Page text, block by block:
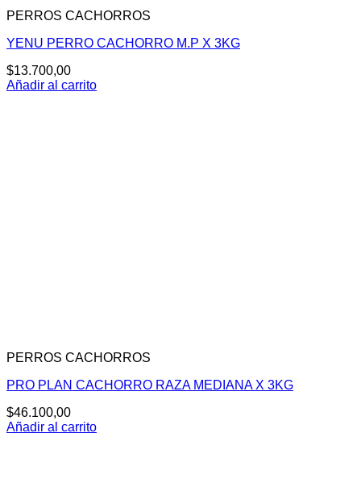
PERROS CACHORROS
YENU PERRO CACHORRO M.P X 3KG
$13.700,00
Añadir al carrito
PERROS CACHORROS
PRO PLAN CACHORRO RAZA MEDIANA X 3KG
$46.100,00
Añadir al carrito